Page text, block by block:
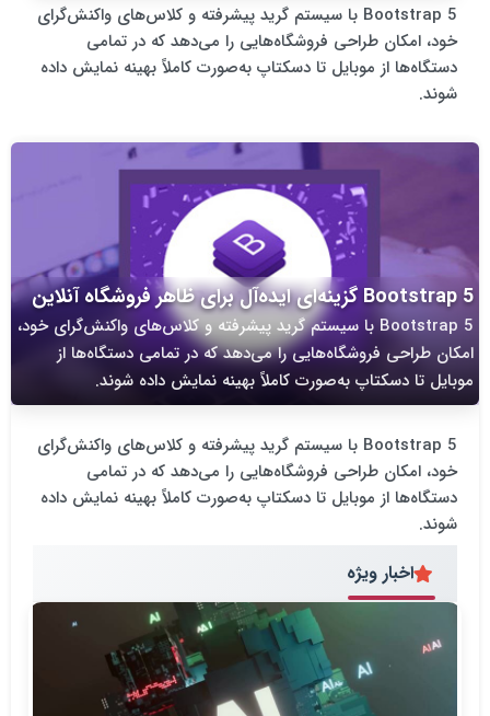
Bootstrap 5 با سیستم گرید پیشرفته و کلاس‌های واکنش‌گرای
خود، امکان طراحی فروشگاه‌هایی را می‌دهد که در تمامی
دستگاه‌ها از موبایل تا دسکتاپ به‌صورت کاملاً بهینه نمایش داده
شوند.
Bootstrap 5 گزینه‌ای ایده‌آل برای ظاهر فروشگاه آنلاین
Bootstrap 5 با سیستم گرید پیشرفته و کلاس‌های واکنش‌گرای خود،
امکان طراحی فروشگاه‌هایی را می‌دهد که در تمامی دستگاه‌ها از
موبایل تا دسکتاپ به‌صورت کاملاً بهینه نمایش داده شوند.
Bootstrap 5 با سیستم گرید پیشرفته و کلاس‌های واکنش‌گرای
خود، امکان طراحی فروشگاه‌هایی را می‌دهد که در تمامی
دستگاه‌ها از موبایل تا دسکتاپ به‌صورت کاملاً بهینه نمایش داده
شوند.
اخبار ویژه